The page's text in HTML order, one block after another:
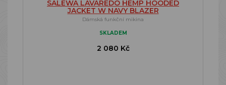
SALEWA LAVAREDO HEMP HOODED
JACKET W NAVY BLAZER
Dámská funkční mikina
SKLADEM
2 080 Kč